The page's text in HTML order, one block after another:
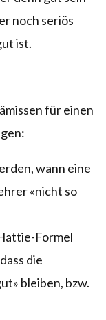
noch seriös
ist.
für einen
wann eine
«nicht so
Formel
die
bleiben, bzw.